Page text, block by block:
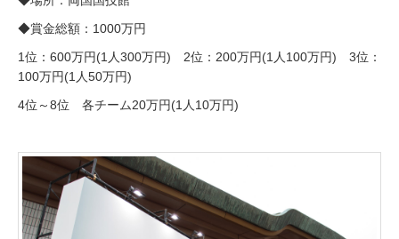
◆賞金総額：1000万円
1位：600万円(1人300万円) 2位：200万円(1人100万円) 3位：
100万円(1人50万円)
4位～8位 各チーム20万円(1人10万円)